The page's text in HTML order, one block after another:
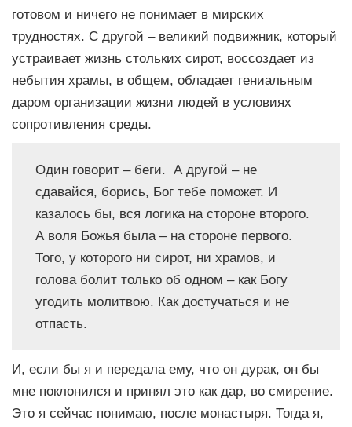
готовом и ничего не понимает в мирских
трудностях. С другой – великий подвижник, который
устраивает жизнь стольких сирот, воссоздает из
небытия храмы, в общем, обладает гениальным
даром организации жизни людей в условиях
сопротивления среды.
Один говорит – беги. А другой – не
сдавайся, борись, Бог тебе поможет. И
казалось бы, вся логика на стороне второго.
А воля Божья была – на стороне первого.
Того, у которого ни сирот, ни храмов, и
голова болит только об одном – как Богу
угодить молитвою. Как достучаться и не
отпасть.
И, если бы я и передала ему, что он дурак, он бы
мне поклонился и принял это как дар, во смирение.
Это я сейчас понимаю, после монастыря. Тогда я,